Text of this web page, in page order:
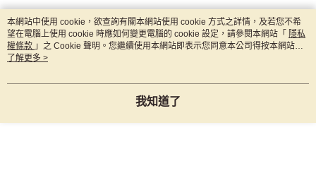
熱門標籤
本網站中使用 cookie，欲查詢有關本網站使用 cookie 方式之詳情，及若您不希
望在電腦上使用 cookie 時應如何變更電腦的 cookie 設定，請參閱本網站「 隱私
權條款 」之 Cookie 聲明。您繼續使用本網站即表示您同意本公司得按本網站使
用條款之 Cookie 聲明使用 cookie。
了解更多 >
我知道了